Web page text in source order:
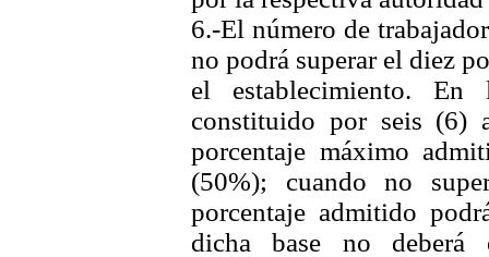
6.-El número de
no podrá superar el diez
el establecimiento. En
constituido por seis (6)
porcentaje máximo
(50%); cuando no
porcentaje admitido
dicha base no